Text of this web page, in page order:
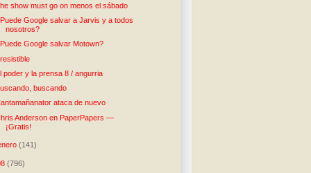
show must go on menos el sábado
Google salvar a Jarvis y a todos
nosotros?
Google salvar Motown?
poder y la prensa 8 / angurria
buscando
ataca de nuevo
Anderson en PaperPapers —
¡Gratis!
(141)
(796)